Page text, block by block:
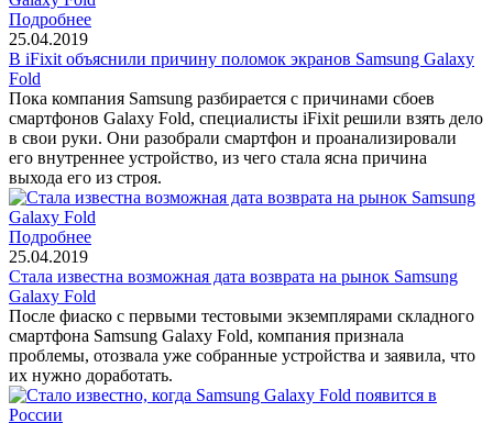
Подробнее
25.04.2019
В iFixit объяснили причину поломок экранов Samsung Galaxy
Fold
Пока компания Samsung разбирается с причинами сбоев
смартфонов Galaxy Fold, специалисты iFixit решили взять дело
в свои руки. Они разобрали смартфон и проанализировали
его внутреннее устройство, из чего стала ясна причина
выхода его из строя.
Подробнее
25.04.2019
Стала известна возможная дата возврата на рынок Samsung
Galaxy Fold
После фиаско с первыми тестовыми экземплярами складного
смартфона Samsung Galaxy Fold, компания признала
проблемы, отозвала уже собранные устройства и заявила, что
их нужно доработать.